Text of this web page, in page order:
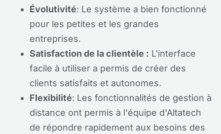
Évolutivité: Le système a bien fonctionné
pour les petites et les grandes
entreprises.
Satisfaction de la clientèle : L'interface
facile à utiliser a permis de créer des
clients satisfaits et autonomes.
Flexibilité: Les fonctionnalités de gestion à
distance ont permis à l'équipe d'Altatech
de répondre rapidement aux besoins des